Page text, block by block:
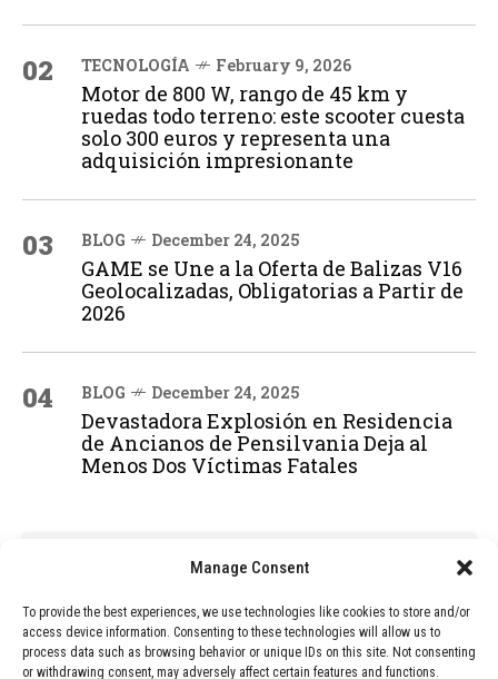
Manage Consent
To provide the best experiences, we use technologies like cookies to store and/or
access device information. Consenting to these technologies will allow us to
process data such as browsing behavior or unique IDs on this site. Not consenting
or withdrawing consent, may adversely affect certain features and functions.
02 TECNOLOGÍA February 9, 2026
Motor de 800 W, rango de 45 km y
ruedas todo terreno: este scooter cuesta
solo 300 euros y representa una
adquisición impresionante
03 BLOG December 24, 2025
GAME se Une a la Oferta de Balizas V16
Geolocalizadas, Obligatorias a Partir de
2026
04 BLOG December 24, 2025
Devastadora Explosión en Residencia
de Ancianos de Pensilvania Deja al
Menos Dos Víctimas Fatales